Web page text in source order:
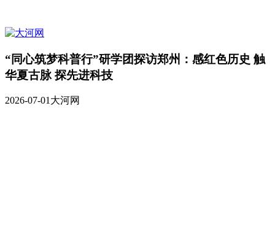
“同心筑梦科普行”研学团探访郑州：感红色历史 触
华夏古脉 探先进科技
2026-07-01大河网